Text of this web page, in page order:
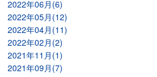
2022年06月(6)
2022年05月(12)
2022年04月(11)
2022年02月(2)
2021年11月(1)
2021年09月(7)